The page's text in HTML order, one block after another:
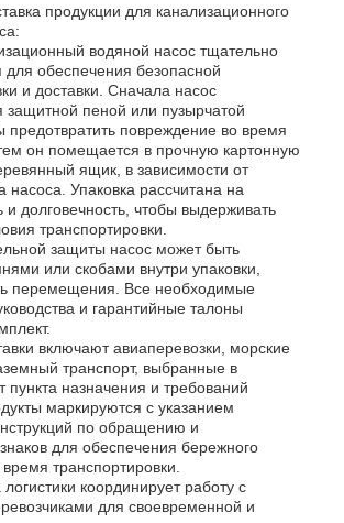
продукции для канализационного
водяной насос тщательно
для обеспечения безопасной
и доставки. Сначала насос
защитной пеной или пузырчатой
предотвратить повреждение во время
он помещается в прочную картонную
ящик, в зависимости от
насоса. Упаковка рассчитана на
и долговечность, чтобы выдерживать
транспортировки.
защиты насос может быть
или скобами внутри упаковки,
перемещения. Все необходимые
и гарантийные талоны
включают авиаперевозки, морские
транспорт, выбранные в
пункта назначения и требований
маркируются с указанием
по обращению и
для обеспечения бережного
транспортировки.
координирует работу с
для своевременной и